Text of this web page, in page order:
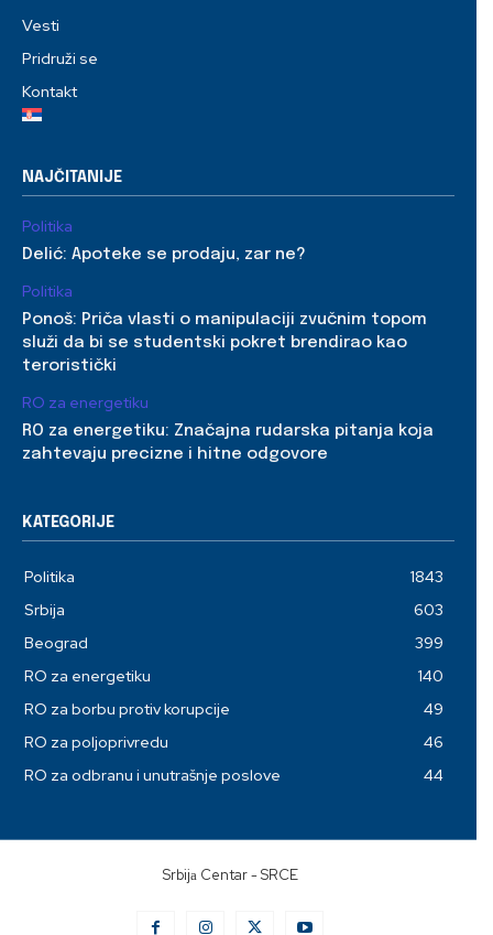
Vesti
Pridruži se
Kontakt
NAJČITANIJE
Politika
Delić: Apoteke se prodaju, zar ne?
Politika
Ponoš: Priča vlasti o manipulaciji zvučnim topom
služi da bi se studentski pokret brendirao kao
teroristički
RO za energetiku
RO za energetiku: Značajna rudarska pitanja koja
zahtevaju precizne i hitne odgovore
KATEGORIJE
Politika
1843
Srbija
603
Beograd
399
RO za energetiku
140
RO za borbu protiv korupcije
49
RO za poljoprivredu
46
RO za odbranu i unutrašnje poslove
44
Srbijа Centar - SRCE